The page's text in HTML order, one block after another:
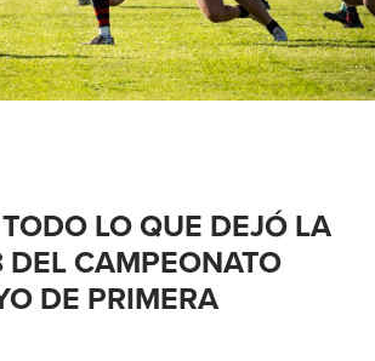
LO QUE DEJÓ LA
DEL CAMPEONATO
DE PRIMERA